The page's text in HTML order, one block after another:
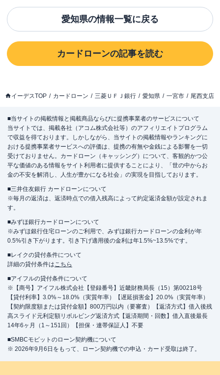
愛知県の情報一覧に戻る
カードローンの記事を読む
イーデスTOP カードローン 三菱ＵＦＪ銀行 愛知県 一宮市 尾西支店
■当サイトの掲載情報と掲載商品ならびに提携事業者のサービスについて
当サイトでは、掲載各社（アコム株式会社等）のアフィリエイトプログラム
で収益を得ております。しかしながら、当サイトの掲載情報やランキングに
おける提携事業者サービスへの評価は、提携の有無や金銭による影響を一切
受けておりません。カードローン（キャッシング）について、客観的かつ公
平な価値のある情報をサイト利用者に提供することにより、「世の中からお
金の不安を解消し、人生が豊かになる社会」の実現を目指しております。
■三井住友銀行 カードローンについて
※毎月の返済は、返済時点での借入残高によって約定返済金額が設定されま
す。
■みずほ銀行カードローンについて
※みずほ銀行住宅ローンのご利用で、みずほ銀行カードローンの金利が年
0.5%引き下がります。引き下げ適用後の金利は年1.5%~13.5%です。
■レイクの貸付条件について
詳細の貸付条件はこちら
■アイフルの貸付条件について
※【商号】アイフル株式会社【登録番号】近畿財務局長（15）第00218号
【貸付利率】3.0%～18.0%（実質年率）【遅延損害金】20.0%（実質年率）
【契約限度額または貸付金額】800万円以内（要審査）【返済方式】借入後残
高スライド元利定額リボルビング返済方式【返済期間・回数】借入直後最長
14年6ヶ月（1～151回）【担保・連帯保証人】不要
■SMBCモビットのローン契約機について
※ 2026年9月6日をもって、ローン契約機での申込・カード受取は終了。